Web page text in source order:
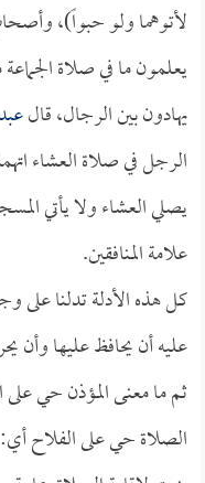
لأتوهما ولو حبواً)،
يعلمون ما في صلاة
يهادون بين الرجال، قال
الرجل في صلاة العشاء
يصلي العشاء ولا يأتي
علامة المنافقين.
كل هذه الأدلة تدلنا على
عليه أن يحافظ عليها وأن
ثم ما معنى المؤذن حي
الصلاة حي على الفلاح